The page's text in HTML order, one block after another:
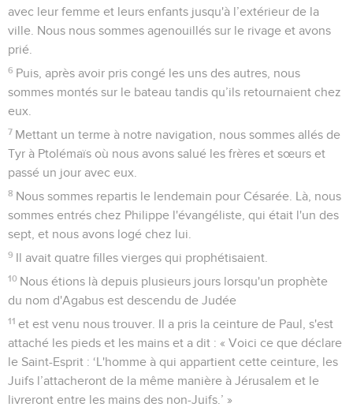
avec leur femme et leurs enfants jusqu'à l’extérieur de la
ville. Nous nous sommes agenouillés sur le rivage et avons
prié.
6 Puis, après avoir pris congé les uns des autres, nous
sommes montés sur le bateau tandis qu’ils retournaient chez
eux.
7 Mettant un terme à notre navigation, nous sommes allés de
Tyr à Ptolémaïs où nous avons salué les frères et sœurs et
passé un jour avec eux.
8 Nous sommes repartis le lendemain pour Césarée. Là, nous
sommes entrés chez Philippe l'évangéliste, qui était l'un des
sept, et nous avons logé chez lui.
9 Il avait quatre filles vierges qui prophétisaient.
10 Nous étions là depuis plusieurs jours lorsqu'un prophète
du nom d'Agabus est descendu de Judée
11 et est venu nous trouver. Il a pris la ceinture de Paul, s'est
attaché les pieds et les mains et a dit : « Voici ce que déclare
le Saint-Esprit : ‘L'homme à qui appartient cette ceinture, les
Juifs l’attacheront de la même manière à Jérusalem et le
livreront entre les mains des non-Juifs.’ »